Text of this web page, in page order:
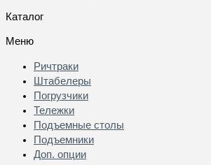
Каталог
Меню
Ричтраки
Штабелеры
Погрузчики
Тележки
Подъемные столы
Подъемники
Доп. опции